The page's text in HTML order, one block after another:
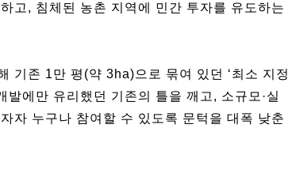
고, 침체된 농촌 지역에 민간 투자를 유도하는
기존 1만 평(약 3ha)으로 묶여 있던 ‘최소 지정
발에만 유리했던 기존의 틀을 깨고, 소규모·실
자 누구나 참여할 수 있도록 문턱을 대폭 낮춘